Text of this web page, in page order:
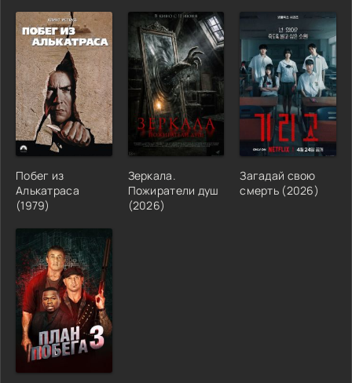
Побег из
Алькатраса
(1979)
Зеркала.
Пожиратели душ
(2026)
Загадай свою
смерть (2026)